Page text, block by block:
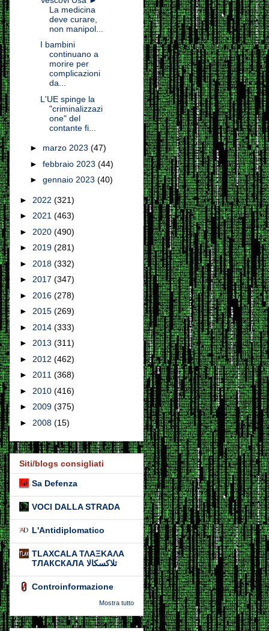
La medicina
deve curare,
non manipol...
I bambini
continuano a
morire per
complicazioni
da...
L'UE spinge la
"criminalizzazi
one" del
contante fi...
► marzo 2023 (47)
► febbraio 2023 (44)
► gennaio 2023 (40)
► 2022 (321)
► 2021 (463)
► 2020 (490)
► 2019 (281)
► 2018 (332)
► 2017 (347)
► 2016 (278)
► 2015 (269)
► 2014 (333)
► 2013 (311)
► 2012 (462)
► 2011 (368)
► 2010 (416)
► 2009 (375)
► 2008 (15)
Siti/blogs consigliati
Sa Defenza
VOCI DALLA STRADA
L'Antidiplomatico
TLAXCALA ΤΛΑΞΚΑΛΑ
ТЛАКСКАЛА تلاكسكالا
Controinformazione
Mostra tutto